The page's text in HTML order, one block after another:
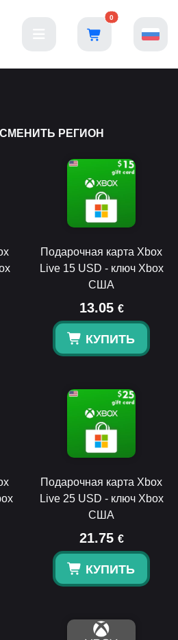
0
СМЕНИТЬ РЕГИОН
Подарочная карта Xbox
Live 15 USD - ключ Xbox
США
13.05 €
КУПИТЬ
Подарочная карта Xbox
Live 25 USD - ключ Xbox
США
21.75 €
КУПИТЬ